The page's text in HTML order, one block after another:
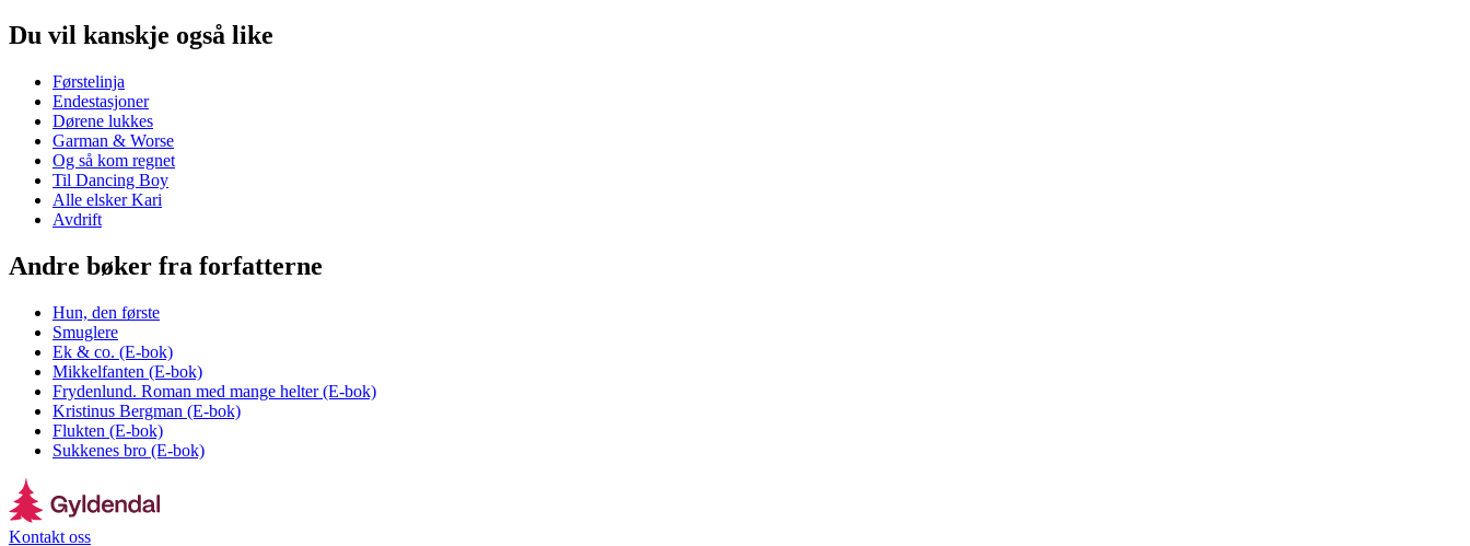
Du vil kanskje også like
Førstelinja
Endestasjoner
Dørene lukkes
Garman & Worse
Og så kom regnet
Til Dancing Boy
Alle elsker Kari
Avdrift
Andre bøker fra forfatterne
Hun, den første
Smuglere
Ek & co. (E-bok)
Mikkelfanten (E-bok)
Frydenlund. Roman med mange helter (E-bok)
Kristinus Bergman (E-bok)
Flukten (E-bok)
Sukkenes bro (E-bok)
Kontakt oss